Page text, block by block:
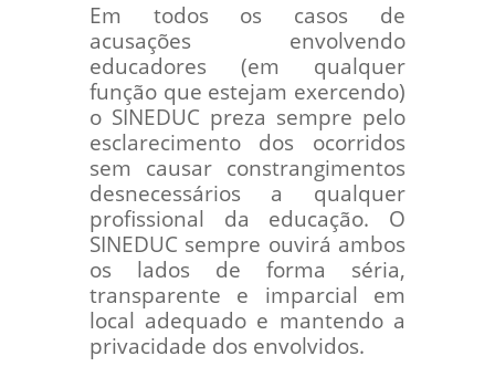
Em todos os casos de
acusações envolvendo
educadores (em qualquer
função que estejam exercendo)
o SINEDUC preza sempre pelo
esclarecimento dos ocorridos
sem causar constrangimentos
desnecessários a qualquer
profissional da educação. O
SINEDUC sempre ouvirá ambos
os lados de forma séria,
transparente e imparcial em
local adequado e mantendo a
privacidade dos envolvidos.